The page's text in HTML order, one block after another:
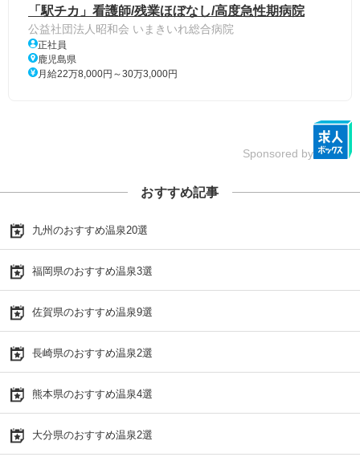
「駅チカ」看護師/残業ほぼなし/高度急性期病院
公益社団法人昭和会 いまきいれ総合病院
正社員
鹿児島県
月給22万8,000円～30万3,000円
Sponsored by
おすすめ記事
九州のおすすめ温泉20選
福岡県のおすすめ温泉3選
佐賀県のおすすめ温泉9選
長崎県のおすすめ温泉2選
熊本県のおすすめ温泉4選
大分県のおすすめ温泉2選